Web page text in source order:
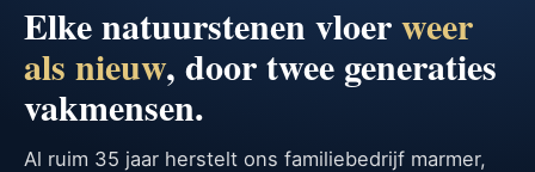
Elke natuurstenen vloerweer
als nieuw, door twee generaties
vakmensen.
Al ruim 35 jaar herstelt ons familiebedrijf marmer,